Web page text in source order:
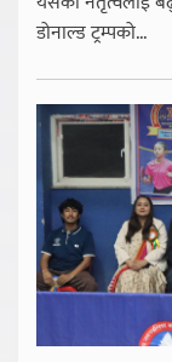
डोनाल्ड ट्रम्पको...